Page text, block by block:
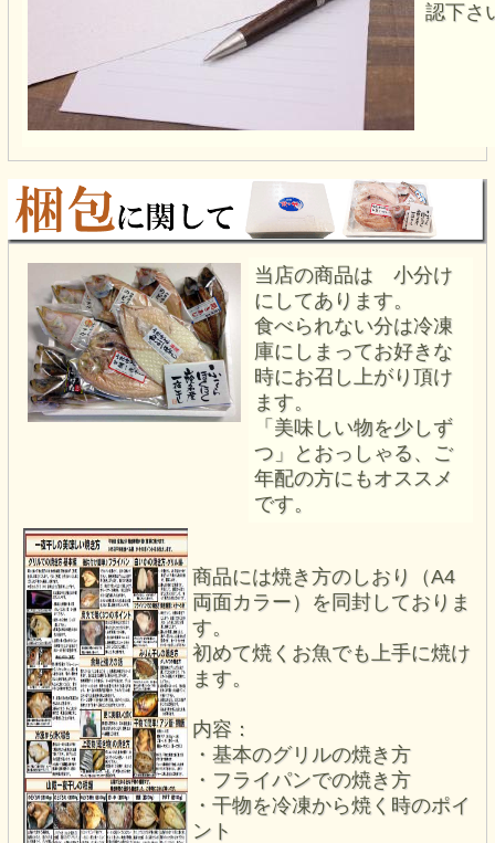
認下さ
当店の商品は 小分け
にしてあります。
食べられない分は冷凍
庫にしまってお好きな
時にお召し上がり頂け
ます。
「美味しい物を少しず
つ」とおっしゃる、ご
年配の方にもオススメ
です。
商品には焼き方のしおり（A4
両面カラー）を同封しておりま
す。
初めて焼くお魚でも上手に焼け
ます。
内容：
・基本のグリルの焼き方
・フライパンでの焼き方
・干物を冷凍から焼く時のポイ
ント